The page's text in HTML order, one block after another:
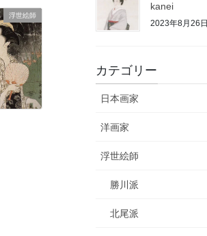
浮世絵師
kanei
2023年8月26日
カテゴリー
日本画家
洋画家
浮世絵師
勝川派
北尾派